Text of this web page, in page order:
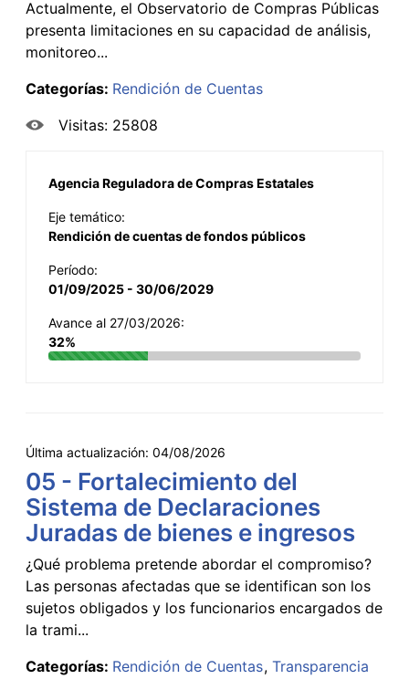
Actualmente, el Observatorio de Compras Públicas
presenta limitaciones en su capacidad de análisis,
monitoreo...
Categorías: Rendición de Cuentas
Visitas: 25808
Agencia Reguladora de Compras Estatales
Eje temático:
Rendición de cuentas de fondos públicos
Período:
01/09/2025 - 30/06/2029
Avance al 27/03/2026:
32%
Última actualización: 04/08/2026
05 - Fortalecimiento del
Sistema de Declaraciones
Juradas de bienes e ingresos
¿Qué problema pretende abordar el compromiso?
Las personas afectadas que se identifican son los
sujetos obligados y los funcionarios encargados de
la trami...
Categorías: Rendición de Cuentas Transparencia